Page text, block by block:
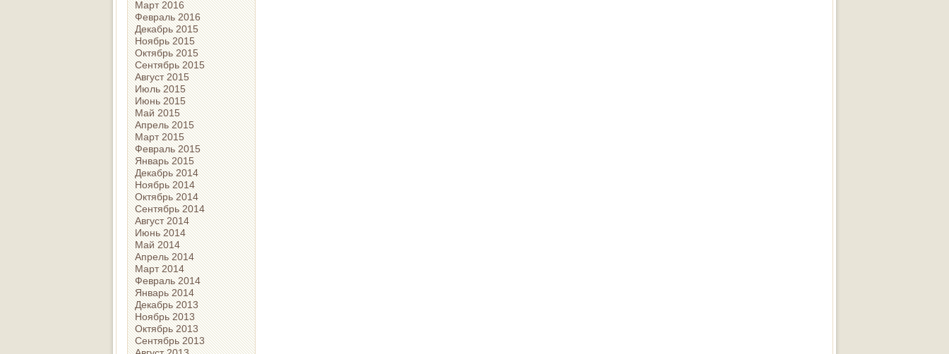
Март 2016
Февраль 2016
Декабрь 2015
Ноябрь 2015
Октябрь 2015
Сентябрь 2015
Август 2015
Июль 2015
Июнь 2015
Май 2015
Апрель 2015
Март 2015
Февраль 2015
Январь 2015
Декабрь 2014
Ноябрь 2014
Октябрь 2014
Сентябрь 2014
Август 2014
Июнь 2014
Май 2014
Апрель 2014
Март 2014
Февраль 2014
Январь 2014
Декабрь 2013
Ноябрь 2013
Октябрь 2013
Сентябрь 2013